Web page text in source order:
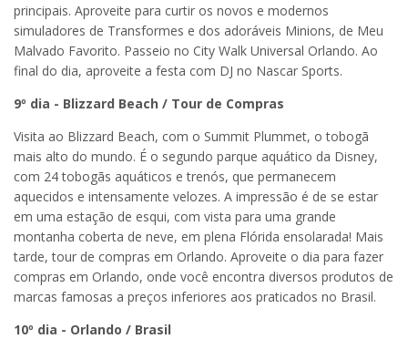
principais. Aproveite para curtir os novos e modernos
simuladores de Transformes e dos adoráveis Minions, de Meu
Malvado Favorito. Passeio no City Walk Universal Orlando. Ao
final do dia, aproveite a festa com DJ no Nascar Sports.
9º dia - Blizzard Beach / Tour de Compras
Visita ao Blizzard Beach, com o Summit Plummet, o tobogã
mais alto do mundo. É o segundo parque aquático da Disney,
com 24 tobogãs aquáticos e trenós, que permanecem
aquecidos e intensamente velozes. A impressão é de se estar
em uma estação de esqui, com vista para uma grande
montanha coberta de neve, em plena Flórida ensolarada! Mais
tarde, tour de compras em Orlando. Aproveite o dia para fazer
compras em Orlando, onde você encontra diversos produtos de
marcas famosas a preços inferiores aos praticados no Brasil.
10º dia - Orlando / Brasil